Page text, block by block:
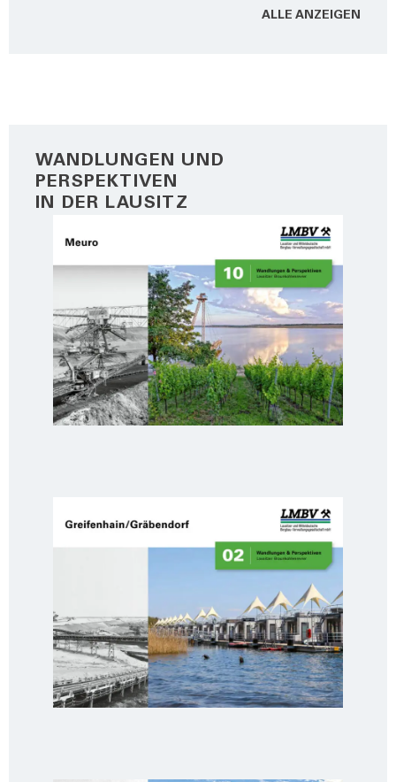
ALLE ANZEI­GEN
WANDLUNGEN UND
PERSPEKTIVEN
IN DER LAUSITZ